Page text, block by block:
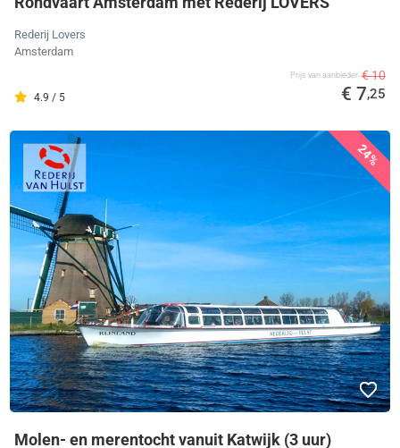
Rederij Lovers
Amsterdam
4.9 / 5
Prijs van aanbieder € 10
€ 7,25
24%
Molen- en merentocht vanuit Katwijk (3 uur)